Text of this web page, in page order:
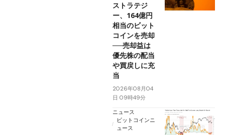
ストラテジ
ー、164億円
相当のビット
コインを売却
──売却益は
優先株の配当
や買戻しに充
当
2026年08月04
日 09時49分
ニュース
ビットコインニ
ュース